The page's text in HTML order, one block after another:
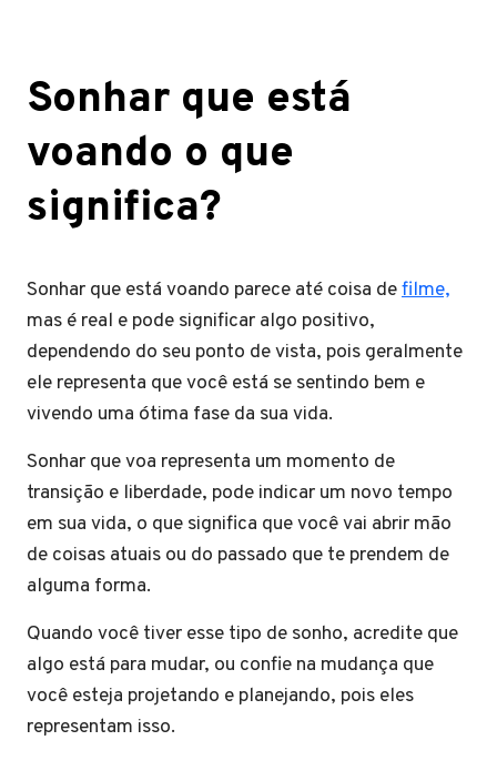
Sonhar que está
voando o que
significa?
Sonhar que está voando parece até coisa defilme,
mas é real e pode significar algo positivo,
dependendo do seu ponto de vista, pois geralmente
ele representa que você está se sentindo bem e
vivendo uma ótima fase da sua vida.
Sonhar que voa representa um momento de
transição e liberdade, pode indicar um novo tempo
em sua vida, o que significa que você vai abrir mão
de coisas atuais ou do passado que te prendem de
alguma forma.
Quando você tiver esse tipo de sonho, acredite que
algo está para mudar, ou confie na mudança que
você esteja projetando e planejando, pois eles
representam isso.